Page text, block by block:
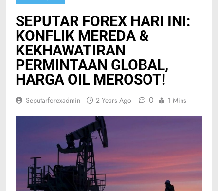
SEPUTAR FOREX HARI INI:
KONFLIK MEREDA &
KEKHAWATIRAN
PERMINTAAN GLOBAL,
HARGA OIL MEROSOT!
Seputarforexadmin 2 Years Ago 0 1 Mins